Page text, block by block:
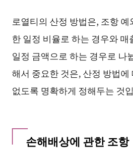
로열티의 산정 방법은, 조항 예
한 일정 비율로 하는 경우와 매
일정 금액으로 하는 경우로 나
해서 중요한 것은, 산정 방법
없도록 명확하게 정해두는 것
손해배상에 관한 조항